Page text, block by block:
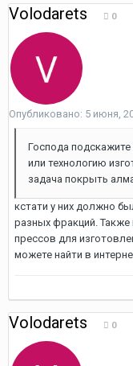
Volodarets 0
Опубликовано: 5 июня,
Господа
или технологию
задача покрыть
кстати у них должно
разных фракций.
прессов для
можете найти в
Volodarets 0